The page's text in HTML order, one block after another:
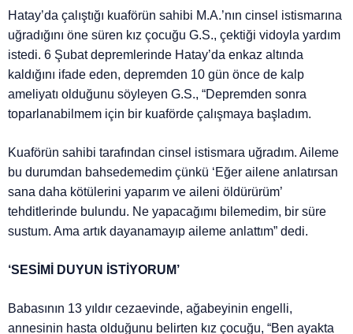
Hatay’da çalıştığı kuaförün sahibi M.A.’nın cinsel istismarına
uğradığını öne süren kız çocuğu G.S., çektiği vidoyla yardım
istedi. 6 Şubat depremlerinde Hatay’da enkaz altında
kaldığını ifade eden, depremden 10 gün önce de kalp
ameliyatı olduğunu söyleyen G.S., “Depremden sonra
toparlanabilmem için bir kuaförde çalışmaya başladım.
Kuaförün sahibi tarafından cinsel istismara uğradım. Aileme
bu durumdan bahsedemedim çünkü ‘Eğer ailene anlatırsan
sana daha kötülerini yaparım ve aileni öldürürüm’
tehditlerinde bulundu. Ne yapacağımı bilemedim, bir süre
sustum. Ama artık dayanamayıp aileme anlattım” dedi.
‘SESİMİ DUYUN İSTİYORUM’
Babasının 13 yıldır cezaevinde, ağabeyinin engelli,
annesinin hasta olduğunu belirten kız çocuğu, “Ben ayakta